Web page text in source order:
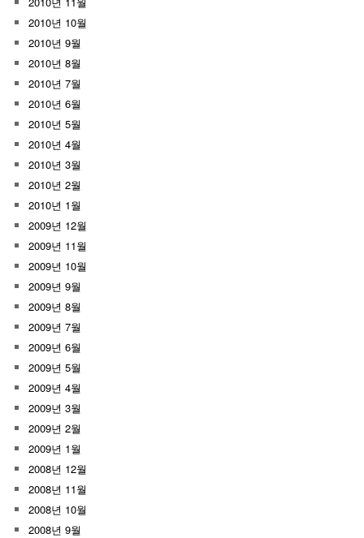
2010년 10월
2010년 9월
2010년 8월
2010년 7월
2010년 6월
2010년 5월
2010년 4월
2010년 3월
2010년 2월
2010년 1월
2009년 12월
2009년 11월
2009년 10월
2009년 9월
2009년 8월
2009년 7월
2009년 6월
2009년 5월
2009년 4월
2009년 3월
2009년 2월
2009년 1월
2008년 12월
2008년 11월
2008년 10월
2008년 9월